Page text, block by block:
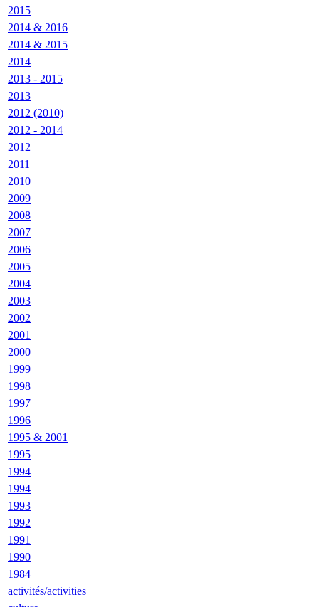
2015
2014 & 2016
2014 & 2015
2014
2013 - 2015
2013
2012 (2010)
2012 - 2014
2012
2011
2010
2009
2008
2007
2006
2005
2004
2003
2002
2001
2000
1999
1998
1997
1996
1995 & 2001
1995
1994
1994
1993
1992
1991
1990
1984
activités/activities